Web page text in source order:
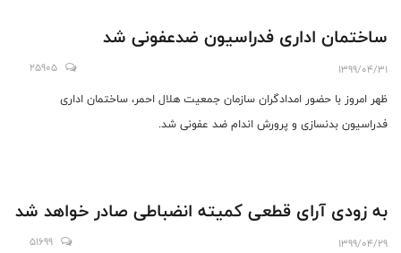
ساختمان اداری فدراسیون ضدعفونی شد
1399/04/31
25905
ظهر امروز با حضور امدادگران سازمان جمعیت هلال احمر، ساختمان اداری
فدراسیون بدنسازی و پرورش اندام ضد عفونی شد.
به زودی آرای قطعی کمیته انضباطی صادر خواهد شد
1399/04/29
51699